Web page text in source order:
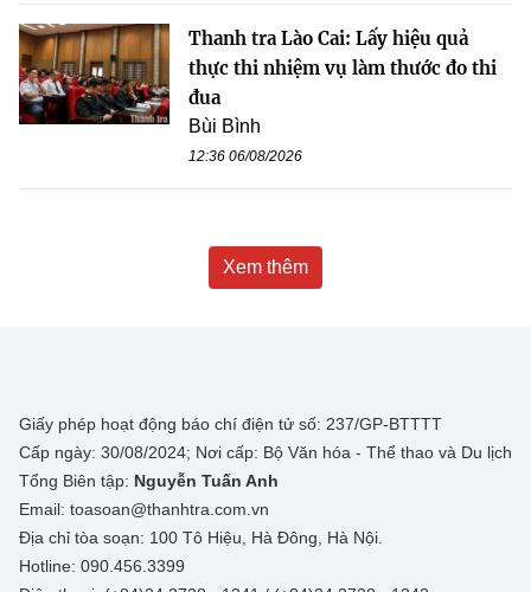
Thanh tra Lào Cai: Lấy hiệu quả
thực thi nhiệm vụ làm thước đo thi
đua
Bùi Bình
12:36 06/08/2026
Xem thêm
Giấy phép hoạt động báo chí điện tử số: 237/GP-BTTTT
Cấp ngày: 30/08/2024; Nơi cấp: Bộ Văn hóa - Thể thao và Du lịch
Tổng Biên tập: Nguyễn Tuấn Anh
Email: toasoan@thanhtra.com.vn
Địa chỉ tòa soạn: 100 Tô Hiệu, Hà Đông, Hà Nội.
Hotline: 090.456.3399